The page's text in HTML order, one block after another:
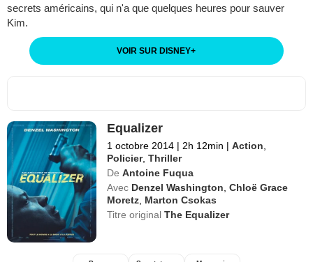
secrets américains, qui n'a que quelques heures pour sauver
Kim.
VOIR SUR DISNEY+
Equalizer
1 octobre 2014 | 2h 12min | Action
Policier,Thriller
De Antoine Fuqua
Avec Denzel Washington ,Chloë Grace
Moretz Marton Csokas
Titre originalThe Equalizer